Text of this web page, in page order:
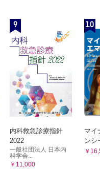
的保障
化した事例
，患者会の紹介
くならない
など自分でできることはな
9
内科救急診療指針
2022
一般社団法人 日本内
科学会...
￥11,000
10
マイ
ンシ
￥